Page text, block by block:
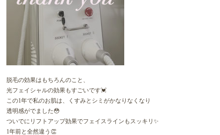
脱毛の効果はもちろんのこと、
光フェイシャルの効果もすごいです💓
この1年で私のお肌は、くすみとシミがかなりなくなり
透明感がでました😳
ついでにリフトアップ効果でフェイスラインもスッキリ✨
1年前と全然違う👏